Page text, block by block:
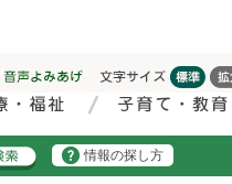
情報の探し方